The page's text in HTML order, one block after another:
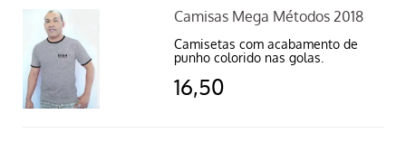
Camisas Mega Métodos 2018
Camisetas com acabamento de
punho colorido nas golas.
16,50